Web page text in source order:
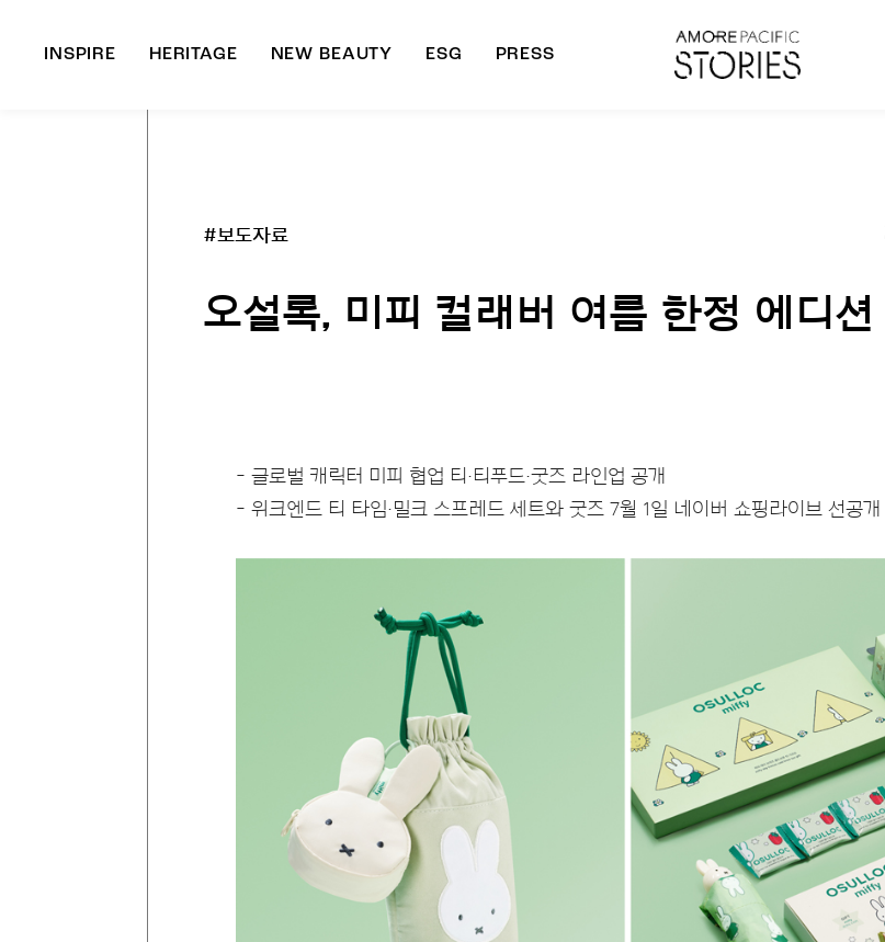
INSPIRE HERITAGE NEW BEAUTY ESG PRESS
#보도자료
오설록, 미피 컬래버 여름 한정 에디션
- 글로벌 캐릭터 미피 협업 티·티푸드·굿즈 라인업 공개
- 위크엔드 티 타임·밀크 스프레드 세트와 굿즈 7월 1일 네이버 쇼핑라이브 선공개